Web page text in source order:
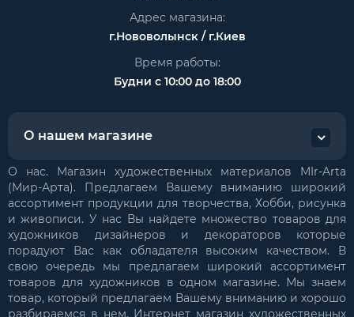
Адрес магазина:
г.Нововолынск / г.Киев
Время работы:
Будни с 10:00 до 18:00
О нашем магазине
О нас. Магазин художественных материалов MIr-Arta
(Мир-Арта). Предлагаем Вашему вниманию широкий
ассортимент продукции для творчества, Хобби, рисунка
и живописи. У нас Вы найдете множество товаров для
художников дизайнеров и декораторов которые
порадуют Вас как обладателя высоким качеством. В
свою очередь мы предлагаем широкий ассортимент
товаров для художников в одном магазине. Мы знаем
товар, который предлагаем Вашему вниманию и хорошо
разбираемся в нем. Интернет магазин художественных